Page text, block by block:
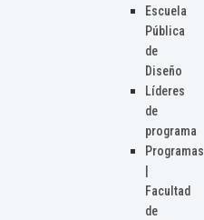
Escuela
Pública
de
Diseño
Líderes
de
programa
Programas
Facultad
de